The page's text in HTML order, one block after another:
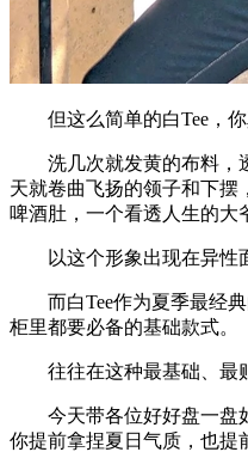
但这么简单的白Tee，你
洗几次就发黄的布料，
天就卷曲飞扬的领子和下摆
啤酒肚，一个看透人生的大
以这个形象出现在异性
而白Tee作为夏季最经典
柜里都要必备的基础款式。
往往在这种最基础、最贴
今天带各位好好盘一盘如
你提前拿捏夏日气质，也提